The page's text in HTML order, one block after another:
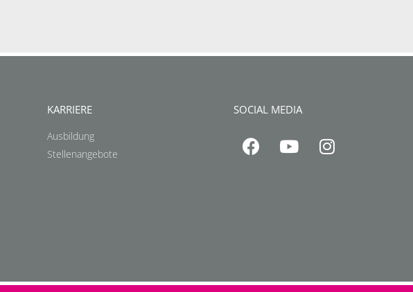
KARRIERE
Ausbildung
Stellenangebote
SOCIAL MEDIA